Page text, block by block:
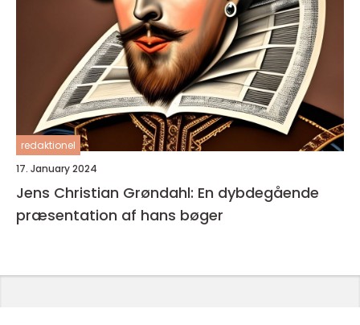
redaktionel
17. January 2024
Jens Christian Grøndahl: En dybdegående
præsentation af hans bøger